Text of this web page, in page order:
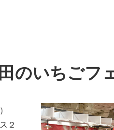
のいちごフ
２